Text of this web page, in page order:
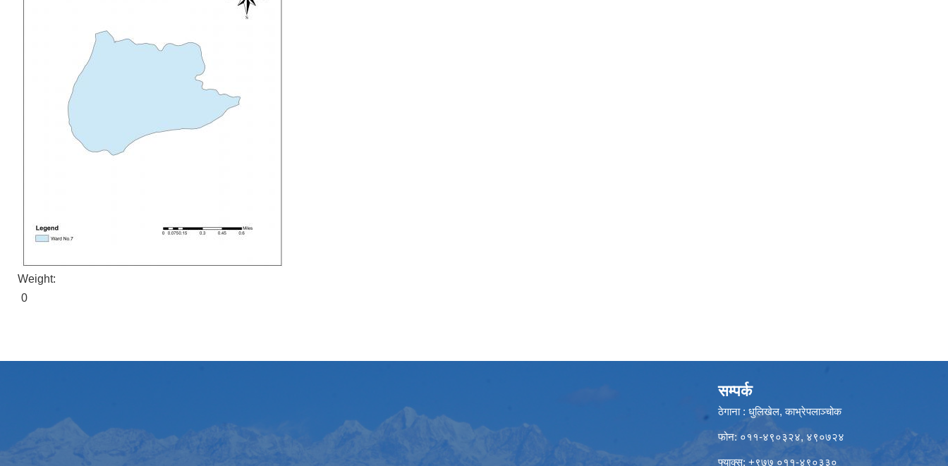
Weight:
0
सम्पर्क
ठेगाना : धुलिखेल, काभ्रेपलाञ्चोक
फोन: ०११-४९०३२४, ४९०७२४
फ्याक्स: +९७७ ०११-४९०३३०